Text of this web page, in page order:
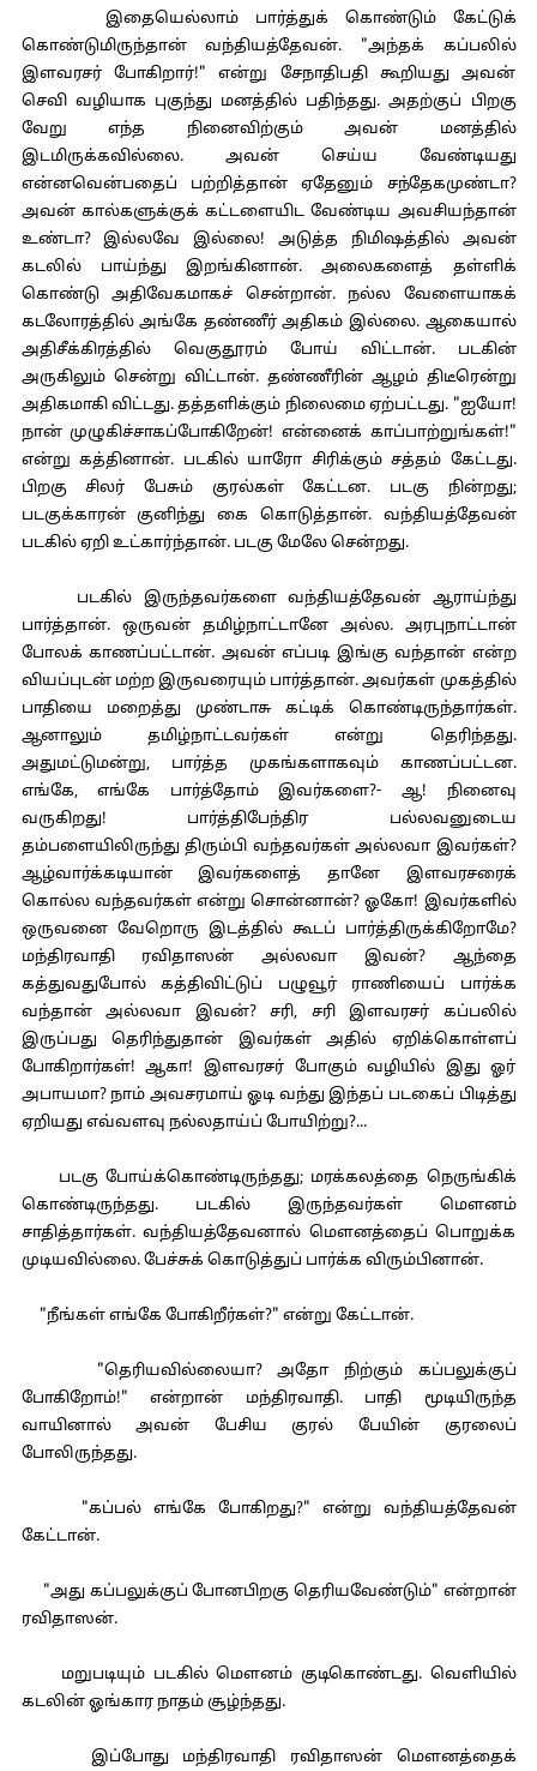
இதையெல்லாம் பார்த்துக் கொண்டும் கேட்டுக்
கொண்டுமிருந்தான் வந்தியத்தேவன். "அந்தக் கப்பலில்
இளவரசர் போகிறார்!" என்று சேநாதிபதி கூறியது அவன்
செவி வழியாக புகுந்து மனத்தில் பதிந்தது. அதற்குப் பிறகு
வேறு எந்த நினைவிற்கும் அவன் மனத்தில்
இடமிருக்கவில்லை. அவன் செய்ய வேண்டியது
என்னவென்பதைப் பற்றித்தான் ஏதேனும் சந்தேகமுண்டா?
அவன் கால்களுக்குக் கட்டளையிட வேண்டிய அவசியந்தான்
உண்டா? இல்லவே இல்லை! அடுத்த நிமிஷத்தில் அவன்
கடலில் பாய்ந்து இறங்கினான். அலைகளைத் தள்ளிக்
கொண்டு அதிவேகமாகச் சென்றான். நல்ல வேளையாகக்
கடலோரத்தில் அங்கே தண்ணீர் அதிகம் இல்லை. ஆகையால்
அதிசீக்கிரத்தில் வெகுதூரம் போய் விட்டான். படகின்
அருகிலும் சென்று விட்டான். தண்ணீரின் ஆழம் திடீரென்று
அதிகமாகி விட்டது. தத்தளிக்கும் நிலைமை ஏற்பட்டது. "ஐயோ!
நான் முழுகிச்சாகப்போகிறேன்! என்னைக் காப்பாற்றுங்கள்!"
என்று கத்தினான். படகில் யாரோ சிரிக்கும் சத்தம் கேட்டது.
பிறகு சிலர் பேசும் குரல்கள் கேட்டன. படகு நின்றது;
படகுக்காரன் குனிந்து கை கொடுத்தான். வந்தியத்தேவன்
படகில் ஏறி உட்கார்ந்தான். படகு மேலே சென்றது.
படகில் இருந்தவர்களை வந்தியத்தேவன் ஆராய்ந்து
பார்த்தான். ஒருவன் தமிழ்நாட்டானே அல்ல. அரபுநாட்டான்
போலக் காணப்பட்டான். அவன் எப்படி இங்கு வந்தான் என்ற
வியப்புடன் மற்ற இருவரையும் பார்த்தான். அவர்கள் முகத்தில்
பாதியை மறைத்து முண்டாசு கட்டிக் கொண்டிருந்தார்கள்.
ஆனாலும் தமிழ்நாட்டவர்கள் என்று தெரிந்தது.
அதுமட்டுமன்று, பார்த்த முகங்களாகவும் காணப்பட்டன.
எங்கே, எங்கே பார்த்தோம் இவர்களை?- ஆ! நினைவு
வருகிறது! பார்த்திபேந்திர பல்லவனுடைய
தம்பளையிலிருந்து திரும்பி வந்தவர்கள் அல்லவா இவர்கள்?
ஆழ்வார்க்கடியான் இவர்களைத் தானே இளவரசரைக்
கொல்ல வந்தவர்கள் என்று சொன்னான்? ஓகோ! இவர்களில்
ஒருவனை வேறொரு இடத்தில் கூடப் பார்த்திருக்கிறோமே?
மந்திரவாதி ரவிதாஸன் அல்லவா இவன்? ஆந்தை
கத்துவதுபோல் கத்திவிட்டுப் பழுவூர் ராணியைப் பார்க்க
வந்தான் அல்லவா இவன்? சரி, சரி இளவரசர் கப்பலில்
இருப்பது தெரிந்துதான் இவர்கள் அதில் ஏறிக்கொள்ளப்
போகிறார்கள்! ஆகா! இளவரசர் போகும் வழியில் இது ஓர்
அபாயமா? நாம் அவசரமாய் ஓடி வந்து இந்தப் படகைப் பிடித்து
ஏறியது எவ்வளவு நல்லதாய்ப் போயிற்று?...
படகு போய்க்கொண்டிருந்தது; மரக்கலத்தை நெருங்கிக்
கொண்டிருந்தது. படகில் இருந்தவர்கள் மௌனம்
சாதித்தார்கள். வந்தியத்தேவனால் மௌனத்தைப் பொறுக்க
முடியவில்லை. பேச்சுக் கொடுத்துப் பார்க்க விரும்பினான்.
"நீங்கள் எங்கே போகிறீர்கள்?" என்று கேட்டான்.
"தெரியவில்லையா? அதோ நிற்கும் கப்பலுக்குப்
போகிறோம்!" என்றான் மந்திரவாதி. பாதி மூடியிருந்த
வாயினால் அவன் பேசிய குரல் பேயின் குரலைப்
போலிருந்தது.
"கப்பல் எங்கே போகிறது?" என்று வந்தியத்தேவன்
கேட்டான்.
"அது கப்பலுக்குப் போனபிறகு தெரியவேண்டும்" என்றான்
ரவிதாஸன்.
மறுபடியும் படகில் மௌனம் குடிகொண்டது. வெளியில்
கடலின் ஓங்கார நாதம் சூழ்ந்தது.
இப்போது மந்திரவாதி ரவிதாஸன் மௌனத்தைக்